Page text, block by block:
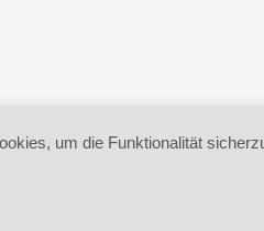
um die Funktionalität